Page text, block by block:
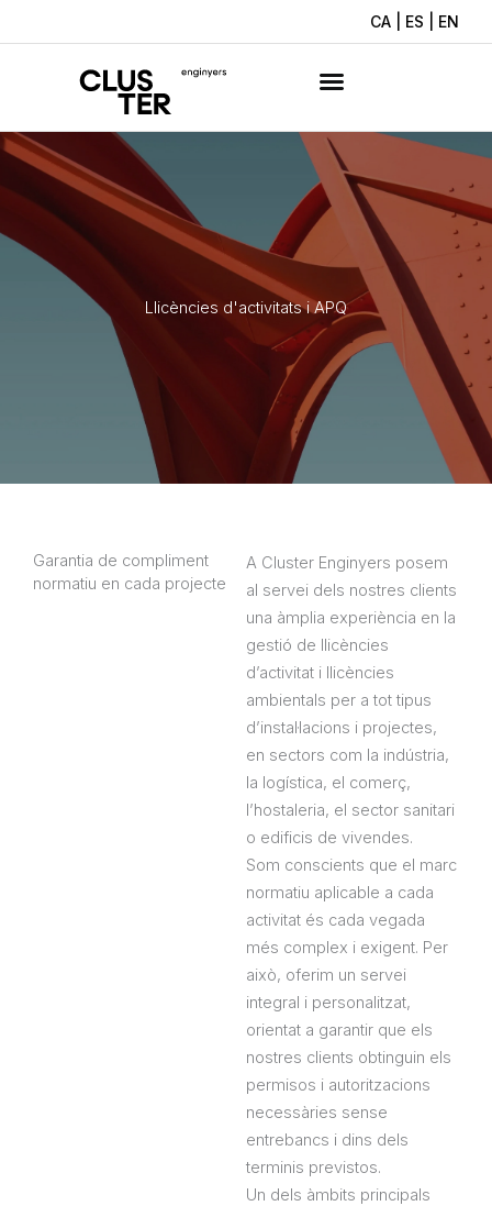
al
CA ES EN
Llicències d'activitats i APQ
Garantia de compliment
normatiu en cada projecte
A Cluster Enginyers posem
al servei dels nostres clients
una àmplia experiència en la
gestió de llicències
d’activitat i llicències
ambientals per a tot tipus
d’instal·lacions i projectes,
en sectors com la indústria,
la logística, el comerç,
l’hostaleria, el sector sanitari
o edificis de vivendes.
Som conscients que el marc
normatiu aplicable a cada
activitat és cada vegada
més complex i exigent. Per
això, oferim un servei
integral i personalitzat,
orientat a garantir que els
nostres clients obtinguin els
permisos i autoritzacions
necessàries sense
entrebancs i dins dels
terminis previstos.
Un dels àmbits principals